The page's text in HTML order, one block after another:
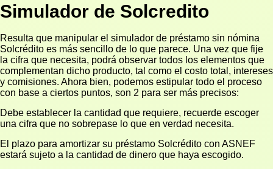
Simulador de Solcredito
Resulta que manipular el simulador de préstamo sin nómina
Solcrédito es más sencillo de lo que parece. Una vez que fije
la cifra que necesita, podrá observar todos los elementos que
complementan dicho producto, tal como el costo total, intereses
y comisiones. Ahora bien, podemos estipular todo el proceso
con base a ciertos puntos, son 2 para ser más precisos:
Debe establecer la cantidad que requiere, recuerde escoger
una cifra que no sobrepase lo que en verdad necesita.
El plazo para amortizar su préstamo Solcrédito con ASNEF
estará sujeto a la cantidad de dinero que haya escogido.